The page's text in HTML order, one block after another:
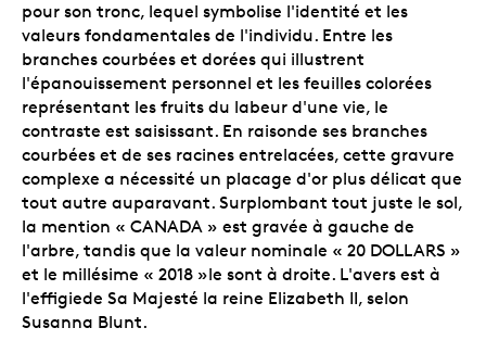
pour son tronc, lequel symbolise l'identité et les
valeurs fondamentales de l'individu. Entre les
branches courbées et dorées qui illustrent
l'épanouissement personnel et les feuilles colorées
représentant les fruits du labeur d'une vie, le
contraste est saisissant. En raisonde ses branches
courbées et de ses racines entrelacées, cette gravure
complexe a nécessité un placage d'or plus délicat que
tout autre auparavant. Surplombant tout juste le sol,
la mention « CANADA » est gravée à gauche de
l'arbre, tandis que la valeur nominale « 20 DOLLARS »
et le millésime « 2018 »le sont à droite. L'avers est à
l'effigiede Sa Majesté la reine Elizabeth II, selon
Susanna Blunt.